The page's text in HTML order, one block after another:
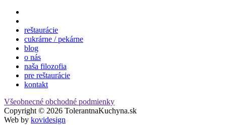
reštaurácie
cukrárne / pekárne
blog
o nás
naša filozofia
pre reštaurácie
kontakt
Všeobnecné obchodné podmienky
Copyright © 2026 TolerantnaKuchyna.sk
Web by kovidesign